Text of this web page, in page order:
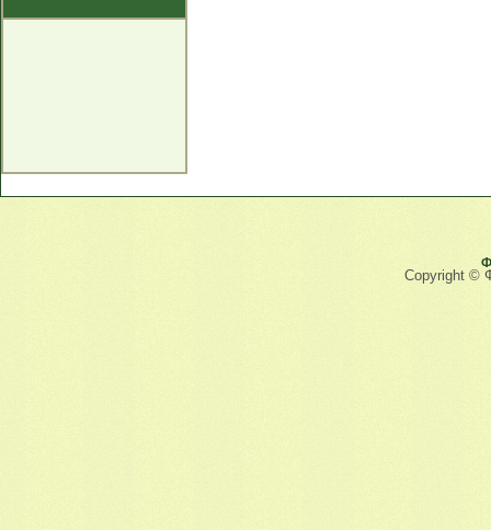
Copyright ©